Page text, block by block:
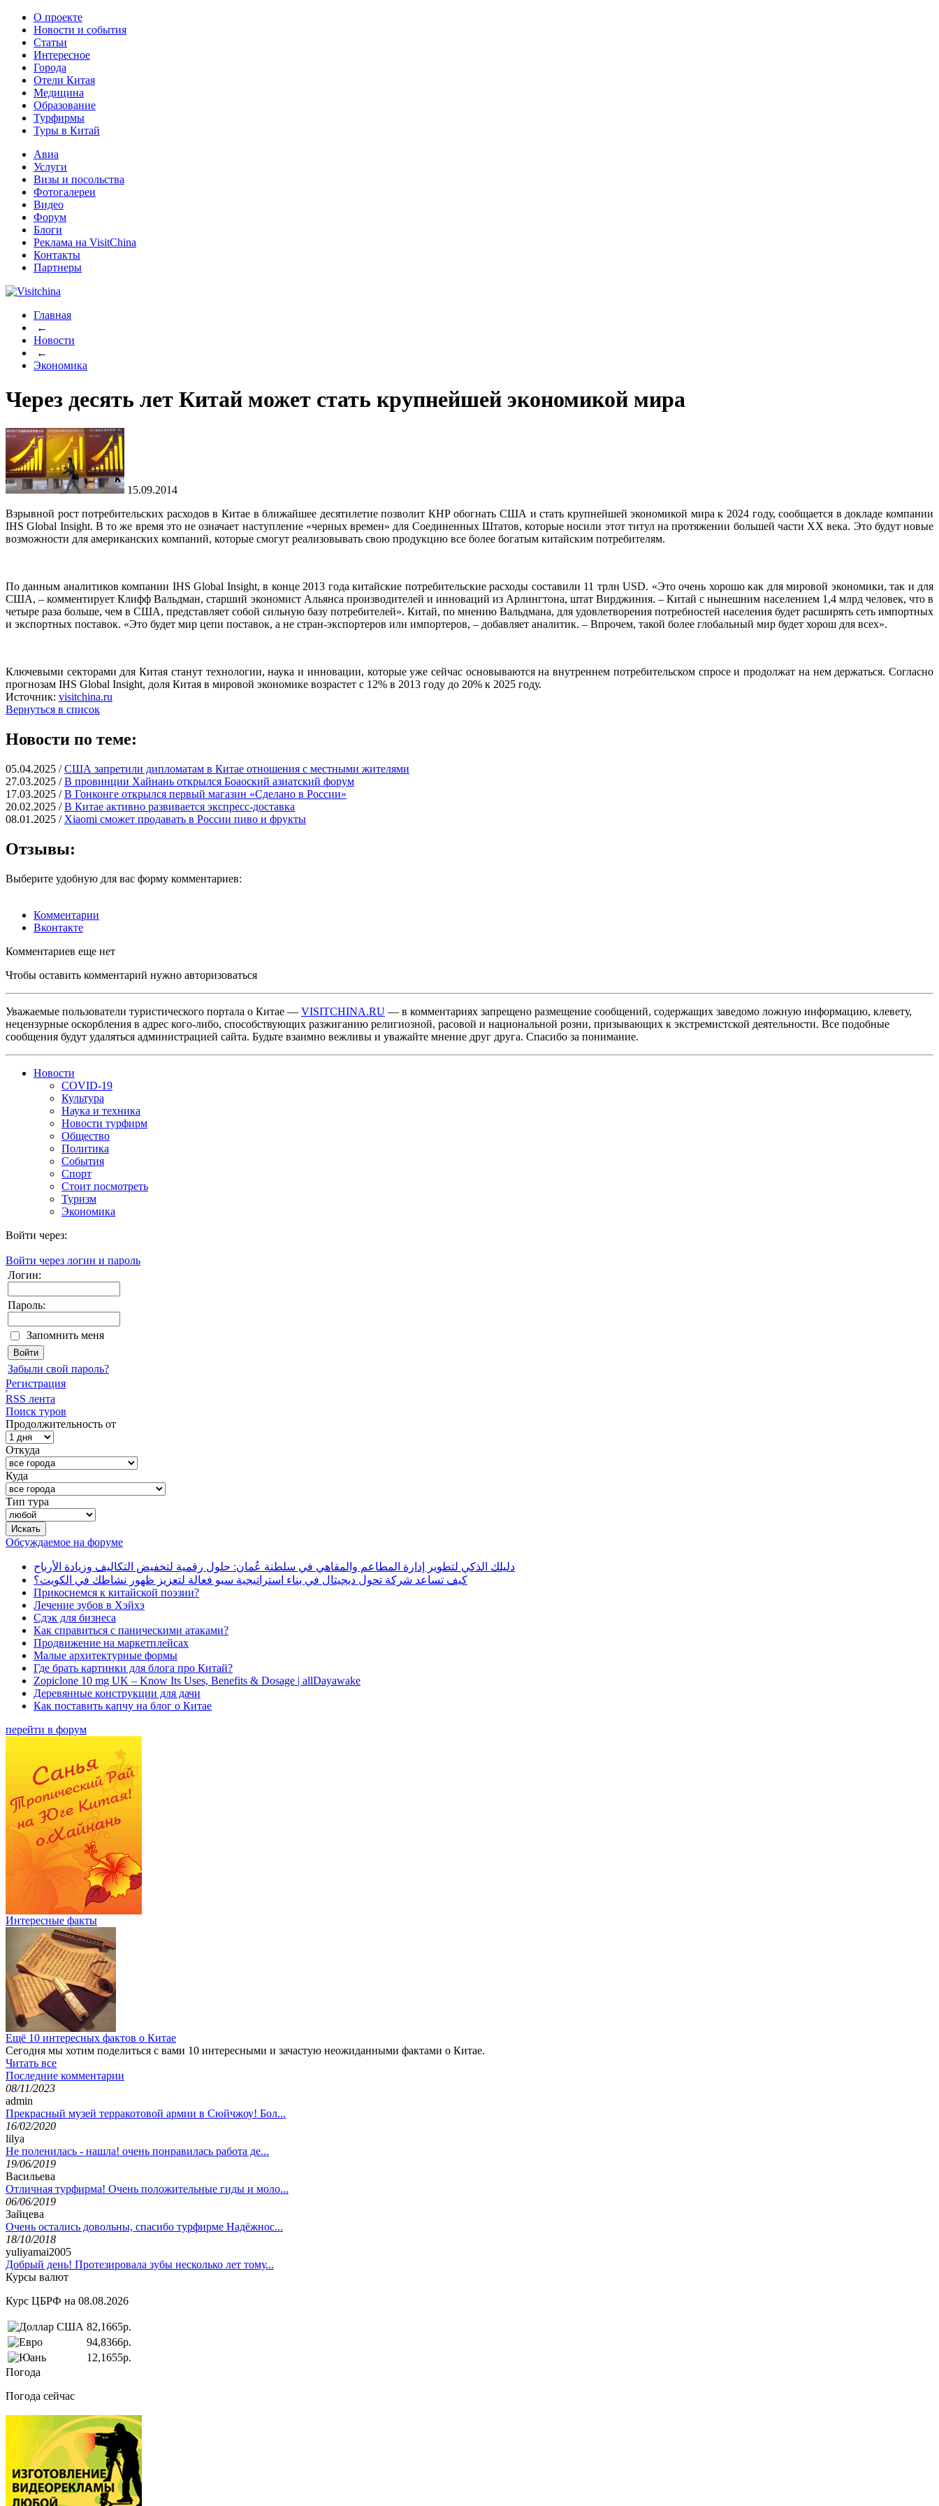
О проекте
Новости и события
Статьи
Интересное
Города
Отели Китая
Медицина
Образование
Турфирмы
Туры в Китай
Авиа
Услуги
Визы и посольства
Фотогалереи
Видео
Форум
Блоги
Реклама на VisitChina
Контакты
Партнеры
Главная
←
Новости
←
Экономика
Через десять лет Китай может стать крупнейшей экономикой мира
15.09.2014
Взрывной рост потребительских расходов в Китае в ближайшее десятилетие позволит КНР обогнать США и стать крупнейшей экономикой мира к 2024 году, сообщается в докладе компании
IHS Global Insight. В то же время это не означает наступление «черных времен» для Соединенных Штатов, которые носили этот титул на протяжении большей части ХХ века. Это будут новые
возможности для американских компаний, которые смогут реализовывать свою продукцию все более богатым китайским потребителям.
По данным аналитиков компании IHS Global Insight, в конце 2013 года китайские потребительские расходы составили 11 трлн USD. «Это очень хорошо как для мировой экономики, так и для
США, – комментирует Клифф Вальдман, старший экономист Альянса производителей и инноваций из Арлингтона, штат Вирджиния. – Китай с нынешним населением 1,4 млрд человек, что в
четыре раза больше, чем в США, представляет собой сильную базу потребителей». Китай, по мнению Вальдмана, для удовлетворения потребностей населения будет расширять сеть импортных
и экспортных поставок. «Это будет мир цепи поставок, а не стран-экспортеров или импортеров, – добавляет аналитик. – Впрочем, такой более глобальный мир будет хорош для всех».
Ключевыми секторами для Китая станут технологии, наука и инновации, которые уже сейчас основываются на внутреннем потребительском спросе и продолжат на нем держаться. Согласно
прогнозам IHS Global Insight, доля Китая в мировой экономике возрастет с 12% в 2013 году до 20% к 2025 году.
Источник: visitchina.ru
Вернуться в список
Новости по теме:
05.04.2025 /США запретили дипломатам в Китае отношения с местными жителями
27.03.2025 /В провинции Хайнань открылся Боаоский азиатский форум
17.03.2025 /В Гонконге открылся первый магазин «Сделано в России»
20.02.2025 /В Китае активно развивается экспресс-доставка
08.01.2025 / Xiaomi сможет продавать в России пиво и фрукты
Отзывы:
Выберите удобную для вас форму комментариев:
Комментарии
Вконтакте
Комментариев еще нет
Чтобы оставить комментарий нужно авторизоваться
Уважаемые пользователи туристического портала о Китае — VISITCHINA.RU — в комментариях запрещено размещение сообщений, содержащих заведомо ложную информацию, клевету,
нецензурные оскорбления в адрес кого-либо, способствующих разжиганию религиозной, расовой и национальной розни, призывающих к экстремистской деятельности. Все подобные
сообщения будут удаляться администрацией сайта. Будьте взаимно вежливы и уважайте мнение друг друга. Спасибо за понимание.
Новости
COVID-19
Культура
Наука и техника
Новости турфирм
Общество
Политика
События
Спорт
Стоит посмотреть
Туризм
Экономика
Войти через:
Войти через логин и пароль
Логин:
Пароль:
Запомнить меня
Забыли свой пароль?
Регистрация
RSS лента
Поиск туров
Продолжительность от
Откуда
Куда
Тип тура
Обсуждаемое на форуме
دليلك الذكي لتطوير إدارة المطاعم والمقاهي في سلطنة عُمان: حلول رقمية لتخفيض التكاليف وزيادة الأرباح
كيف تساعد شركة تحول ديجيتال في بناء استراتيجية سيو فعالة لتعزيز ظهور نشاطك في الكويت؟
Прикоснемся к китайской поэзии?
Лечение зубов в Хэйхэ
Сдэк для бизнеса
Как справиться с паническими атаками?
Продвижение на маркетплейсах
Малые архитектурные формы
Где брать картинки для блога про Китай?
Zopiclone 10 mg UK – Know Its Uses, Benefits & Dosage | allDayawake
Деревянные конструкции для дачи
Как поставить капчу на блог о Китае
перейти в форум
Интересные факты
Ещё 10 интересных фактов о Китае
Сегодня мы хотим поделиться с вами 10 интересными и зачастую неожиданными фактами о Китае.
Читать все
Последние комментарии
08/11/2023
admin
Прекрасный музей терракотовой армии в Сюйчжоу! Бол...
16/02/2020
lilya
Не поленилась - нашла! очень понравилась работа де...
19/06/2019
Васильева
Отличная турфирма! Очень положительные гиды и моло...
06/06/2019
Зайцева
Очень остались довольны, спасибо турфирме Надёжнос...
18/10/2018
yuliyamai2005
Добрый день! Протезировала зубы несколько лет тому...
Курсы валют
Курс ЦБРФ на 08.08.2026
82,1665р.
94,8366р.
12,1655р.
Погода
Погода сейчас